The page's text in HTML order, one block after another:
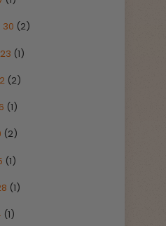
30 (2)
(1)
(2)
(1)
(2)
(1)
(1)
(1)